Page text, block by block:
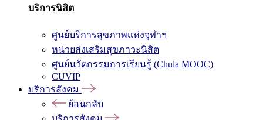
บริการนิสิต
ศูนย์บริการสุขภาพแห่งจุฬาฯ
หน่วยส่งเสริมสุขภาวะนิสิต
ศูนย์นวัตกรรมการเรียนรู้ (Chula MOOC)
CUVIP
บริการสังคม
ย้อนกลับ